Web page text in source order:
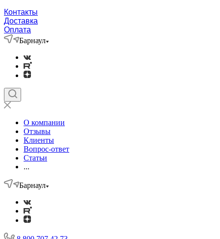
Контакты
Доставка
Оплата
Барнаул
О компании
Отзывы
Клиенты
Вопрос-ответ
Статьи
...
Барнаул